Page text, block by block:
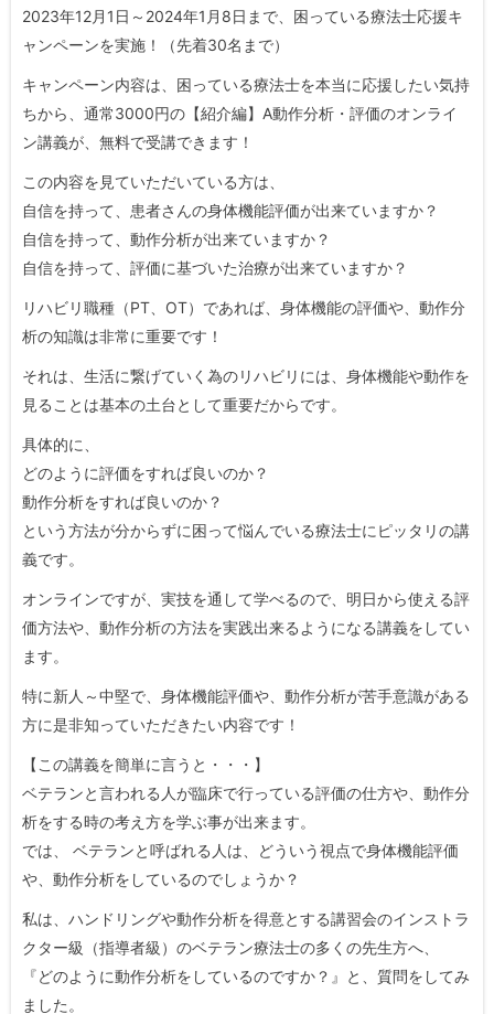
2023年12月1日～2024年1月8日まで、困っている療法士応援キ
ャンペーンを実施！（先着30名まで）
キャンペーン内容は、困っている療法士を本当に応援したい気持
ちから、通常3000円の【紹介編】A動作分析・評価のオンライ
ン講義が、無料で受講できます！
この内容を見ていただいている方は、
自信を持って、患者さんの身体機能評価が出来ていますか？
自信を持って、動作分析が出来ていますか？
自信を持って、評価に基づいた治療が出来ていますか？
リハビリ職種（PT、OT）であれば、身体機能の評価や、動作分
析の知識は非常に重要です！
それは、生活に繋げていく為のリハビリには、身体機能や動作を
見ることは基本の土台として重要だからです。
具体的に、
どのように評価をすれば良いのか？
動作分析をすれば良いのか？
という方法が分からずに困って悩んでいる療法士にピッタリの講
義です。
オンラインですが、実技を通して学べるので、明日から使える評
価方法や、動作分析の方法を実践出来るようになる講義をしてい
ます。
特に新人～中堅で、身体機能評価や、動作分析が苦手意識がある
方に是非知っていただきたい内容です！
【この講義を簡単に言うと・・・】
ベテランと言われる人が臨床で行っている評価の仕方や、動作分
析をする時の考え方を学ぶ事が出来ます。
では、 ベテランと呼ばれる人は、どういう視点で身体機能評価
や、動作分析をしているのでしょうか？
私は、ハンドリングや動作分析を得意とする講習会のインストラ
クター級（指導者級）のベテラン療法士の多くの先生方へ、
『どのように動作分析をしているのですか？』と、質問をしてみ
ました。